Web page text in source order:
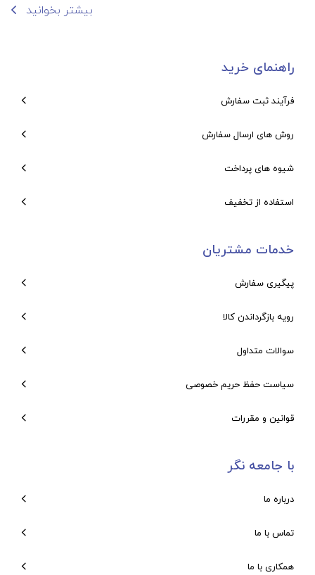
بیشتر بخوانید
راهنمای خرید
فرآیند ثبت سفارش
روش های ارسال سفارش
شیوه های پرداخت
استفاده از تخفیف
خدمات مشتریان
پیگیری سفارش
رویه بازگرداندن کالا
سوالات متداول
سیاست حفظ حریم خصوصی
قوانین و مقررات
با جامعه نگر
درباره ما
تماس با ما
همکاری با ما